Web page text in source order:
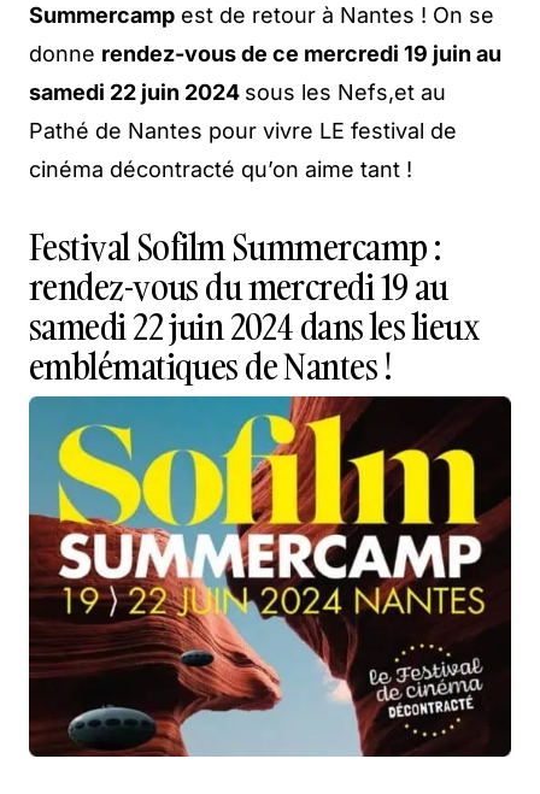
Summercamp est de retour à Nantes ! On se
donne rendez-vous de ce mercredi 19 juin au
samedi 22 juin 2024 sous les Nefs,et au
Pathé de Nantes pour vivre LE festival de
cinéma décontracté qu’on aime tant !
Festival Sofilm Summercamp :
rendez-vous du mercredi 19 au
samedi 22 juin 2024 dans les lieux
emblématiques de Nantes !